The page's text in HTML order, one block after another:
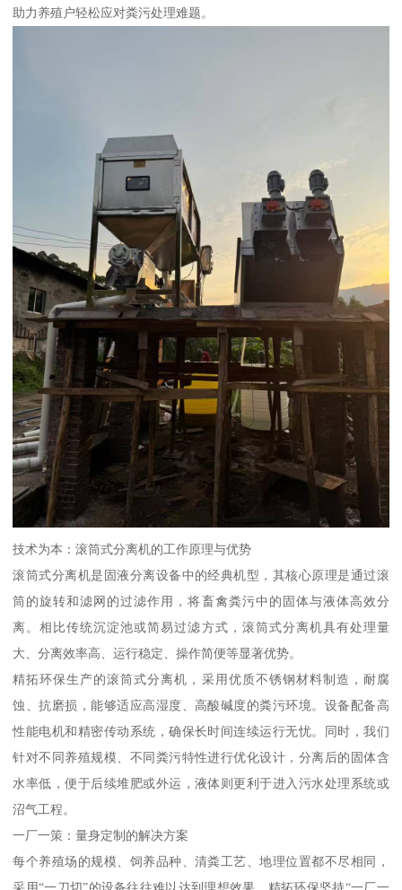
助力养殖户轻松应对粪污处理难题。
技术为本：滚筒式分离机的工作原理与优势
滚筒式分离机是固液分离设备中的经典机型，其核心原理是通过滚
筒的旋转和滤网的过滤作用，将畜禽粪污中的固体与液体高效分
离。相比传统沉淀池或简易过滤方式，滚筒式分离机具有处理量
大、分离效率高、运行稳定、操作简便等显著优势。
精拓环保生产的滚筒式分离机，采用优质不锈钢材料制造，耐腐
蚀、抗磨损，能够适应高湿度、高酸碱度的粪污环境。设备配备高
性能电机和精密传动系统，确保长时间连续运行无忧。同时，我们
针对不同养殖规模、不同粪污特性进行优化设计，分离后的固体含
水率低，便于后续堆肥或外运，液体则更利于进入污水处理系统或
沼气工程。
一厂一策：量身定制的解决方案
每个养殖场的规模、饲养品种、清粪工艺、地理位置都不尽相同，
采用“一刀切”的设备往往难以达到理想效果。精拓环保坚持“一厂一